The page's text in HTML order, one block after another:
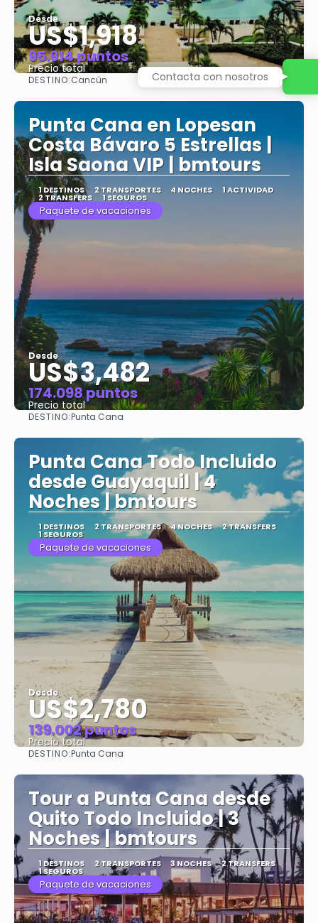
Desde
US$1,918
95.914 puntos
Precio total
Ver
DESTINO:Cancún
Punta Cana en Lopesan
Costa Bávaro 5 Estrellas |
Isla Saona VIP | bmtours
1 DESTINOS 2 TRANSPORTES 4 NOCHES 1 ACTIVIDAD
2 TRANSFERS 1 SEGUROS
Paquete de vacaciones
Desde
US$3,482
174.098 puntos
Precio total
DESTINO:Punta Cana
Punta Cana Todo Incluido
desde Guayaquil | 4
Noches | bmtours
1 DESTINOS 2 TRANSPORTES 4 NOCHES 2 TRANSFERS
1 SEGUROS
Paquete de vacaciones
Desde
US$2,780
139.002 puntos
Precio total
DESTINO:Punta Cana
Tour a Punta Cana desde
Quito Todo Incluido | 3
Noches | bmtours
1 DESTINOS 2 TRANSPORTES 3 NOCHES 2 TRANSFERS
1 SEGUROS
Paquete de vacaciones
Contacta con nosotros